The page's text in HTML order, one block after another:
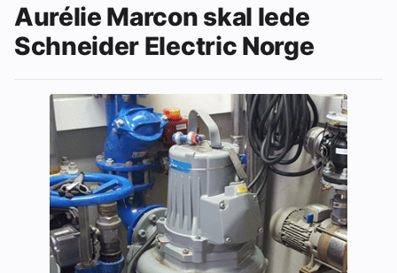
Aurélie Marcon skal lede
Schneider Electric Norge